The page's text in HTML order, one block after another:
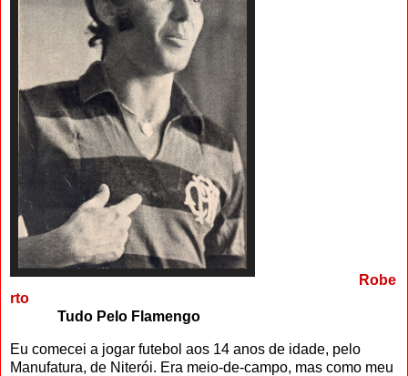
Robe
rto
Tudo Pelo Flamengo
Eu comecei a jogar futebol aos 14 anos de idade, pelo
Manufatura, de Ni­terói. Era meio-de-campo, mas como meu